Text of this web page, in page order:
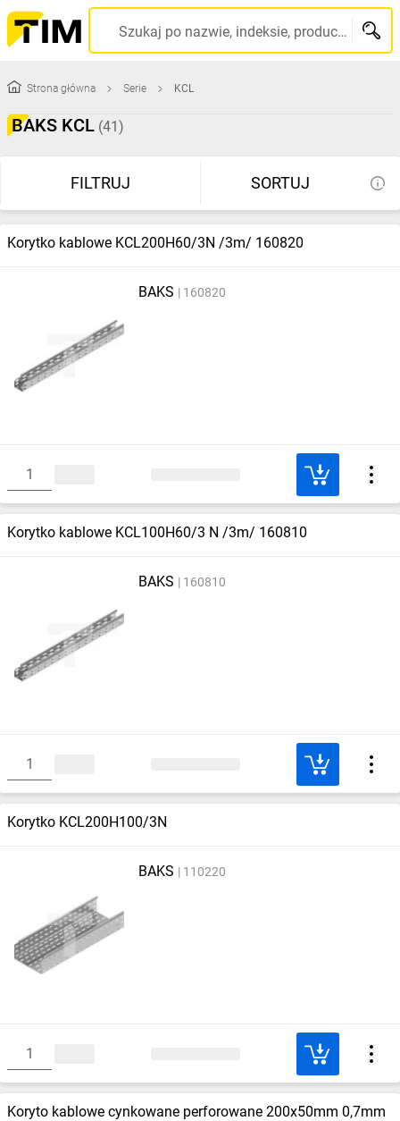
Szukaj po nazwie, indeksie, producencie, kodzie kreskowym...
Strona główna Serie KCL
BAKS KCL (41)
FILTRUJ SORTUJ
Korytko kablowe KCL200H60/3N /3m/ 160820
BAKS 160820
Korytko kablowe KCL100H60/3 N /3m/ 160810
BAKS 160810
Korytko KCL200H100/3N
BAKS 110220
Koryto kablowe cynkowane perforowane 200x50mm 0,7mm